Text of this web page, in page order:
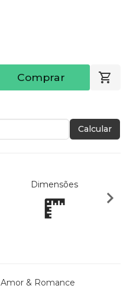
Comprar
Calcular
Dimensões
Amor & Romance